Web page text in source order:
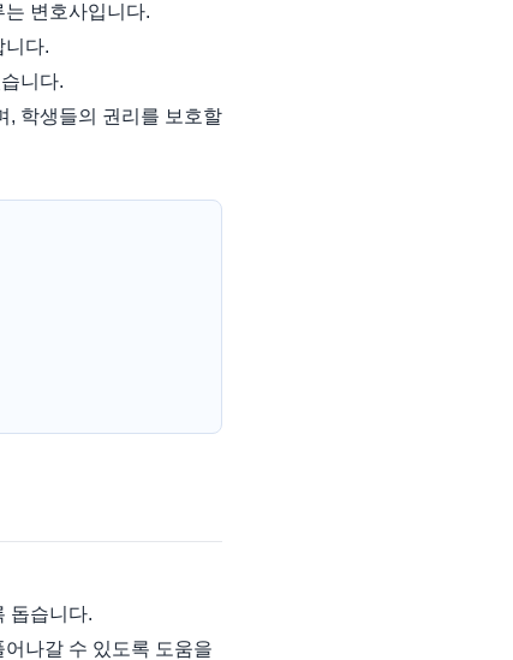
변호사입니다.
니다.
니다.
, 학생들의 권리를 보호할
돕습니다.
나갈 수 있도록 도움을